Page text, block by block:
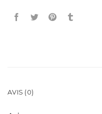
AVIS (0)